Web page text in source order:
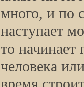
много, и по
наступает
то начинает
человека